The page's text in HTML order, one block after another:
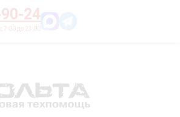
24
УСЛУГИ
Цены